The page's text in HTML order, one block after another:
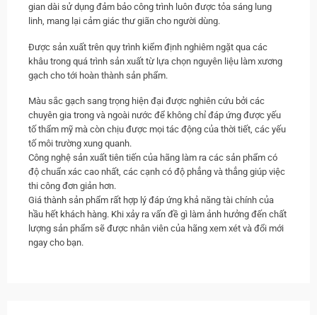
gian dài sử dụng đảm bảo công trình luôn được tỏa sáng lung
linh, mang lại cảm giác thư giãn cho người dùng.
Được sản xuất trên quy trình kiểm định nghiêm ngặt qua các
khâu trong quá trình sản xuất từ lựa chọn nguyên liệu làm xương
gạch cho tới hoàn thành sản phẩm.
Màu sắc gạch sang trọng hiện đại được nghiên cứu bởi các
chuyên gia trong và ngoài nước để không chỉ đáp ứng được yếu
tố thẩm mỹ mà còn chịu được mọi tác động của thời tiết, các yếu
tố môi trường xung quanh.
Công nghệ sản xuất tiên tiến của hãng làm ra các sản phẩm có
độ chuẩn xác cao nhất, các cạnh có độ phẳng và thẳng giúp việc
thi công đơn giản hơn.
Giá thành sản phẩm rất hợp lý đáp ứng khả năng tài chính của
hầu hết khách hàng. Khi xảy ra vấn đề gì làm ảnh hưởng đến chất
lượng sản phẩm sẽ được nhân viên của hãng xem xét và đổi mới
ngay cho bạn.